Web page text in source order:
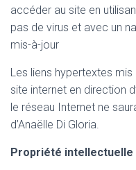
accéder au site en
pas de virus et avec un
mis-à-jour
Les liens hypertextes
site internet en direction
le réseau Internet ne
d’Anaëlle Di Gloria.
Propriété intellectuelle